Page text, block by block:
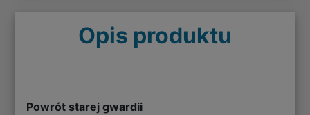
Opis produktu
Powrót starej gwardii